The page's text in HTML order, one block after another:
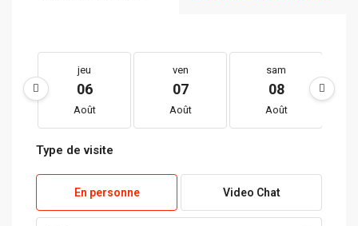
jeu
06
Août
ven
07
Août
sam
08
Août
Type de visite
En personne Video Chat